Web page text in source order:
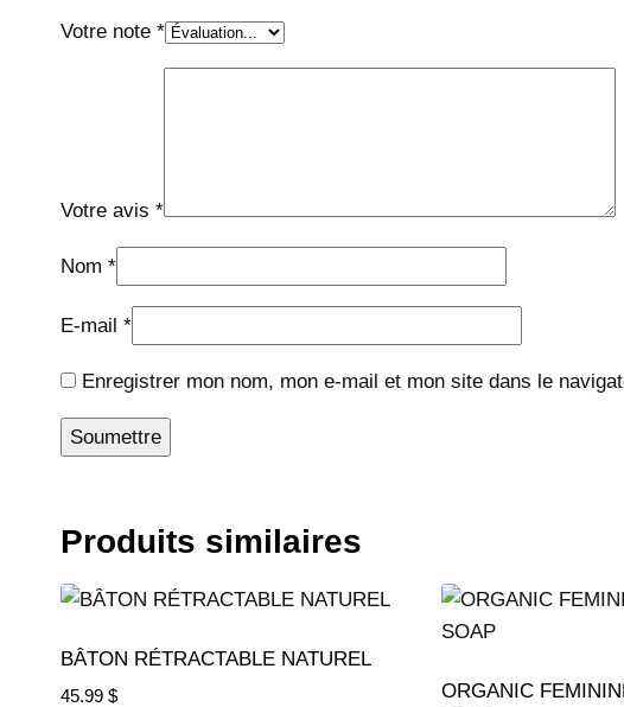
Votre note *
Votre avis *
Nom *
E-mail *
Enregistrer mon nom, mon e-mail et mon site dans le
Produits similaires
BÂTON RÉTRACTABLE NATUREL
45.99 $
ORGANIC